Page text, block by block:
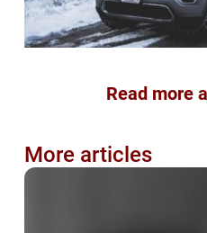
Read more
More articles